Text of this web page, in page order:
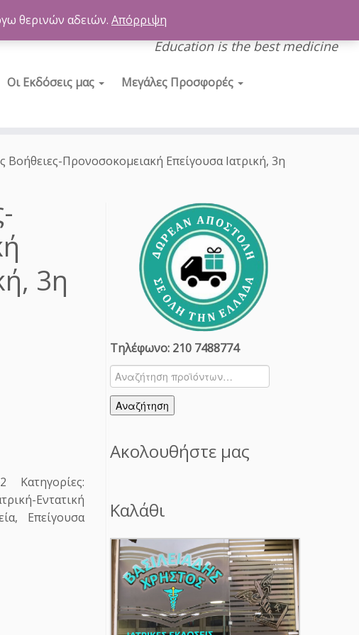
Education is the best medicine
Οι Εκδόσεις μας
Μεγάλες Προσφορές
Βοήθειες-Προνοσοκομειακή Επείγουσα Ιατρική, 3η
3η
Κατηγορίες:
Εντατική
, Επείγουσα
Τηλέφωνο: 210 7488774
Αναζήτηση
για:
Αναζήτηση
Ακολουθήστε μας
Καλάθι
θερινών αδειών. Απόρριψη